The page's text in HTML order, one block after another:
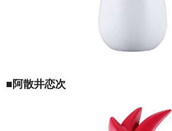
■阿散井恋次